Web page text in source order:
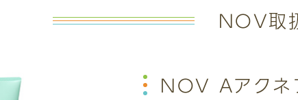
NOV取
NOV Aアクネ